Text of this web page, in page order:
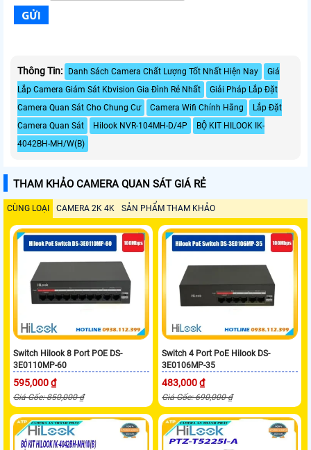
Thông Tin: Danh Sách Camera Chất Lượng Tốt Nhất Hiện Nay
Giá
Lắp Camera Giám Sát Kbvision Gia Đình Rẻ Nhất
Giải Pháp Lắp Đặt
Camera Quan Sát Cho Chung Cư
Camera Wifi Chính Hãng
Lắp Đặt
Camera Quan Sát
Hilook NVR-104MH-D/4P
BỘ KIT HILOOK IK-
4042BH-MH/W(B)
THAM KHẢO CAMERA QUAN SÁT GIÁ RẺ
CÙNG LOẠI CAMERA 2K 4K SẢN PHẨM THAM KHẢO
Switch Hilook 8 Port POE DS-
3E0110MP-60
595,000 ₫
Giá Gốc: 850,000 ₫
Switch 4 Port PoE Hilook DS-
3E0106MP-35
483,000 ₫
Giá Gốc: 690,000 ₫